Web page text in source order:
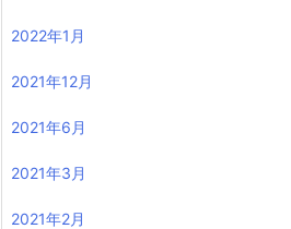
2022年1月
2021年12月
2021年6月
2021年3月
2021年2月